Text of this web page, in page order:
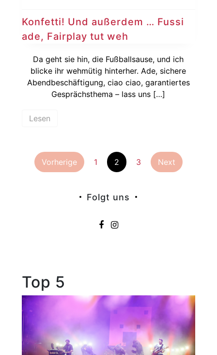
Konfetti! Und außerdem … Fussi
ade, Fairplay tut weh
Da geht sie hin, die Fußballsause, und ich
blicke ihr wehmütig hinterher. Ade, sichere
Abendbeschäftigung, ciao ciao, garantiertes
Gesprächsthema – lass uns […]
Lesen
Beiträge
Vorherige 1 2 3 Next
Folgt uns
Top 5